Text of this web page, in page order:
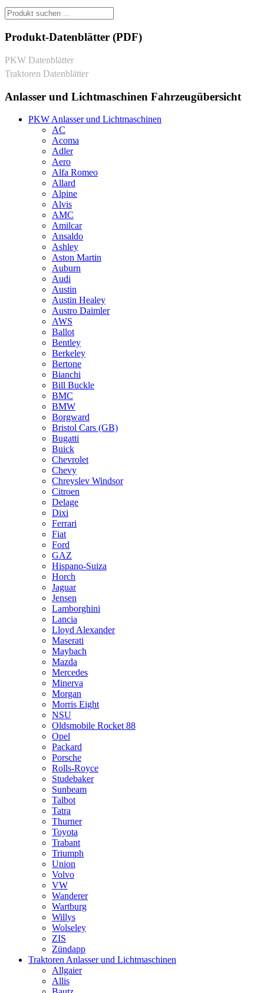
Produkt-Datenblätter (PDF)
PKW Datenblätter
Traktoren Datenblätter
Anlasser und Lichtmaschinen Fahrzeugübersicht
PKW Anlasser und Lichtmaschinen
AC
Acoma
Adler
Aero
Alfa Romeo
Allard
Alpine
Alvis
AMC
Amilcar
Ansaldo
Ashley
Aston Martin
Auburn
Audi
Austin
Austin Healey
Austro Daimler
AWS
Ballot
Bentley
Berkeley
Bertone
Bianchi
Bill Buckle
BMC
BMW
Borgward
Bristol Cars (GB)
Bugatti
Buick
Chevrolet
Chevy
Chreyslev Windsor
Citroen
Delage
Dixi
Ferrari
Fiat
Ford
GAZ
Hispano-Suiza
Horch
Jaguar
Jensen
Lamborghini
Lancia
Lloyd Alexander
Maserati
Maybach
Mazda
Mercedes
Minerva
Morgan
Morris Eight
NSU
Oldsmobile Rocket 88
Opel
Packard
Porsche
Rolls-Royce
Studebaker
Sunbeam
Talbot
Tatra
Thurner
Toyota
Trabant
Triumph
Union
Volvo
VW
Wanderer
Wartburg
Willys
Wolseley
ZIS
Zündapp
Traktoren Anlasser und Lichtmaschinen
Allgaier
Allis